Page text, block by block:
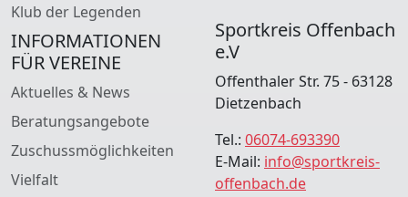
Klub der Legenden
INFORMATIONEN
FÜR VEREINE
Aktuelles & News
Beratungsangebote
Zuschussmöglichkeiten
Vielfalt
Sportkreis Offenbach
e.V
Offenthaler Str. 75 - 63128
Dietzenbach
Tel.: 06074-693390
E-Mail: info@sportkreis-
offenbach.de